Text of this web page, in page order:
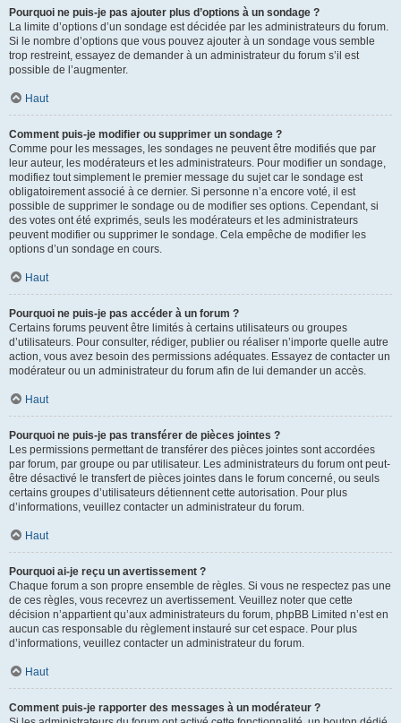
Pourquoi ne puis-je pas ajouter plus d’options à un sondage ?
La limite d’options d’un sondage est décidée par les administrateurs du forum.
Si le nombre d’options que vous pouvez ajouter à un sondage vous semble
trop restreint, essayez de demander à un administrateur du forum s’il est
possible de l’augmenter.
Haut
Comment puis-je modifier ou supprimer un sondage ?
Comme pour les messages, les sondages ne peuvent être modifiés que par
leur auteur, les modérateurs et les administrateurs. Pour modifier un sondage,
modifiez tout simplement le premier message du sujet car le sondage est
obligatoirement associé à ce dernier. Si personne n’a encore voté, il est
possible de supprimer le sondage ou de modifier ses options. Cependant, si
des votes ont été exprimés, seuls les modérateurs et les administrateurs
peuvent modifier ou supprimer le sondage. Cela empêche de modifier les
options d’un sondage en cours.
Haut
Pourquoi ne puis-je pas accéder à un forum ?
Certains forums peuvent être limités à certains utilisateurs ou groupes
d’utilisateurs. Pour consulter, rédiger, publier ou réaliser n’importe quelle autre
action, vous avez besoin des permissions adéquates. Essayez de contacter un
modérateur ou un administrateur du forum afin de lui demander un accès.
Haut
Pourquoi ne puis-je pas transférer de pièces jointes ?
Les permissions permettant de transférer des pièces jointes sont accordées
par forum, par groupe ou par utilisateur. Les administrateurs du forum ont peut-
être désactivé le transfert de pièces jointes dans le forum concerné, ou seuls
certains groupes d’utilisateurs détiennent cette autorisation. Pour plus
d’informations, veuillez contacter un administrateur du forum.
Haut
Pourquoi ai-je reçu un avertissement ?
Chaque forum a son propre ensemble de règles. Si vous ne respectez pas une
de ces règles, vous recevrez un avertissement. Veuillez noter que cette
décision n’appartient qu’aux administrateurs du forum, phpBB Limited n’est en
aucun cas responsable du règlement instauré sur cet espace. Pour plus
d’informations, veuillez contacter un administrateur du forum.
Haut
Comment puis-je rapporter des messages à un modérateur ?